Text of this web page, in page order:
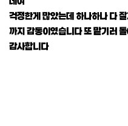
걱정한게 많았는데 하나하나 다
까지 감동이였습니다 또 맡기러
감사합니다